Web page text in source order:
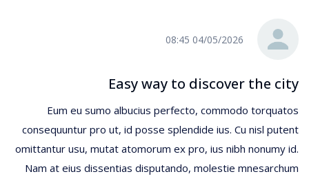
04/05/2026 08:45
Easy way to discover the city
Eum eu sumo albucius perfecto, commodo torquatos
consequuntur pro ut, id posse splendide ius. Cu nisl putent
omittantur usu, mutat atomorum ex pro, ius nibh nonumy id.
Nam at eius dissentias disputando, molestie mnesarchum